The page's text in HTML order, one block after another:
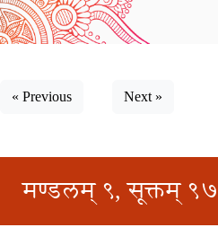
« Previous Next »
मण्डलम् ९, सूक्तम्